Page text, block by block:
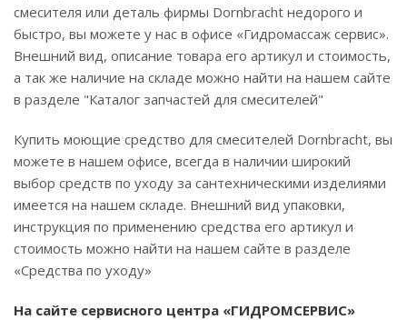
смесителя или деталь фирмы Dornbracht недорого и
быстро, вы можете у нас в офисе «Гидромассаж сервис».
Внешний вид, описание товара его артикул и стоимость,
а так же наличие на складе можно найти на нашем сайте
в разделе "Каталог запчастей для смесителей"
Купить моющие средство для смесителей Dornbracht, вы
можете в нашем офисе, всегда в наличии широкий
выбор средств по уходу за сантехническими изделиями
имеется на нашем складе. Внешний вид упаковки,
инструкция по применению средства его артикул и
стоимость можно найти на нашем сайте в разделе
«Средства по уходу»
На сайте сервисного центра «ГИДРОМСЕРВИС»